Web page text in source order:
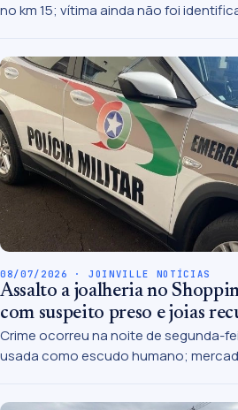
no km 15; vítima ainda não foi
08/07/2026 · JOINVILLE NOTÍCIAS
Assalto a joalheria no
com suspeito preso e joias
Crime ocorreu na noite de segunda-
usada como escudo humano;